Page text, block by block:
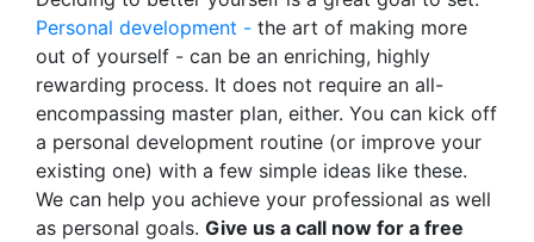
Personal development - the art of making more
out of yourself - can be an enriching, highly
rewarding process. It does not require an all-
encompassing master plan, either. You can kick off
a personal development routine (or improve your
existing one) with a few simple ideas like these.
We can help you achieve your professional as well
as personal goals. Give us a call now for a free